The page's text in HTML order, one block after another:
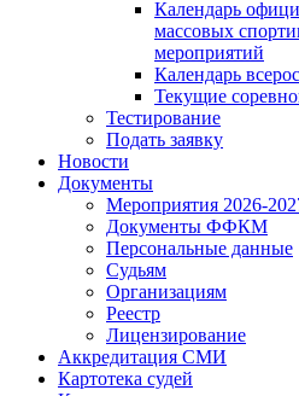
Календарь
массовых
мероприятий
Календарь
Текущие
Тестирование
Подать заявку
Новости
Документы
Мероприятия 2026-
Документы ФФКМ
Персональные данные
Судьям
Организациям
Реестр
Лицензирование
Аккредитация СМИ
Картотека судей